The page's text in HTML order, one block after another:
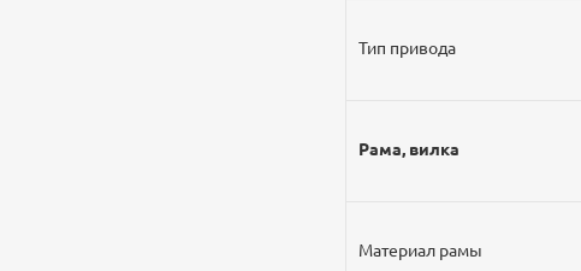
Тип привода
Рама, вилка
Материал рамы